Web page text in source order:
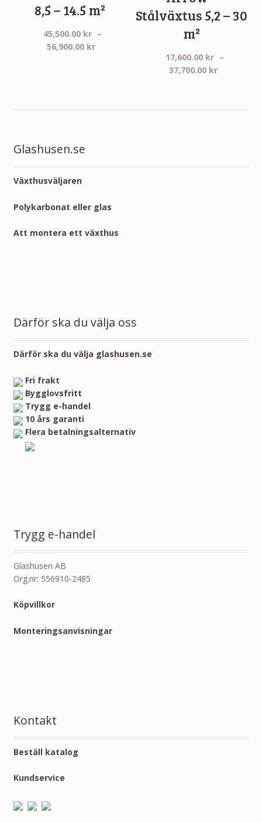
8,5 – 14.5 m²
45,500.00 kr –
56,900.00 kr
Stålväxtus 5,2 – 30
m²
17,600.00 kr –
37,700.00 kr
37,700.00
Glashusen.se
Växthusväljaren
Polykarbonat eller glas
Att montera ett växthus
Därför ska du välja oss
Därför ska du välja glashusen.se
Fri frakt
Bygglovsfritt
Trygg e-handel
10 års garanti
Flera betalningsalternativ
Trygg e-handel
Glashusen AB
Org.nr: 556910-2485
Köpvillkor
Monteringsanvisningar
Kontakt
Beställ katalog
Kundservice